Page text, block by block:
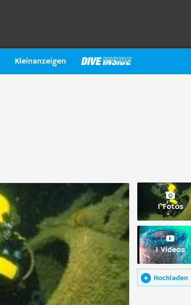
Kleinanzeigen
1 Fotos
1 Videos
Hochladen